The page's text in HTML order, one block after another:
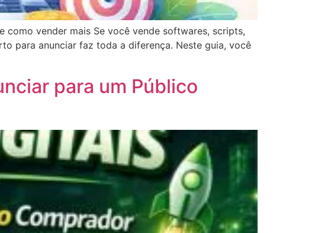
vender mais Se você vende softwares, scripts,
para anunciar faz toda a diferença. Neste guia, você
para um Público